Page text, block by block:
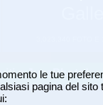
le tue
pagina del
a JuzaPhoto!